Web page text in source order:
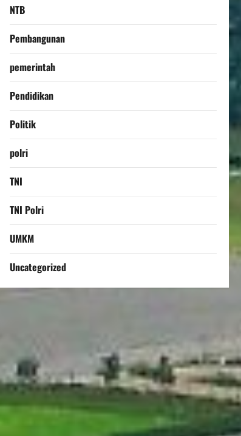
NTB
Pembangunan
pemerintah
Pendidikan
Politik
polri
TNI
TNI Polri
UMKM
Uncategorized